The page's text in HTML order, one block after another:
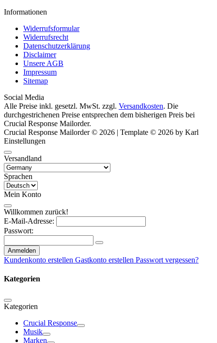
Informationen
Widerrufsformular
Widerrufsrecht
Datenschutzerklärung
Disclaimer
Unsere AGB
Impressum
Sitemap
Social Media
Alle Preise inkl. gesetzl. MwSt. zzgl. Versandkosten. Die
durchgestrichenen Preise entsprechen dem bisherigen Preis bei
Crucial Response Mailorder.
Crucial Response Mailorder © 2026 | Template © 2026 by Karl
Einstellungen
Versandland
Sprachen
Mein Konto
Willkommen zurück!
E-Mail-Adresse:
Passwort:
Anmelden
Kundenkonto erstellen Gastkonto erstellen Passwort vergessen?
Kategorien
Kategorien
Crucial Response
Musik
Marken